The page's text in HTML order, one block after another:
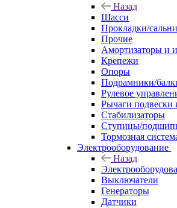
Назад
Шасси
Прокладки/
Прочие
Амортизаторы и
Крепежи
Опоры
Подрамники/
Рулевое
Рычаги подвески
Стабилизаторы
Ступицы/
Тормозная
Электрооборудование
Назад
Выключатели
Генераторы
Датчики